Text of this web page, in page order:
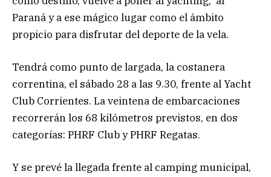
Paraná y a ese mágico lugar como el ámbito
propicio para disfrutar del deporte de la vela.
Tendrá como punto de largada, la costanera
correntina, el sábado 28 a las 9.30, frente al Yacht
Club Corrientes. La veintena de embarcaciones
recorrerán los 68 kilómetros previstos, en dos
categorías: PHRF Club y PHRF Regatas.
Y se prevé la llegada frente al camping municipal,